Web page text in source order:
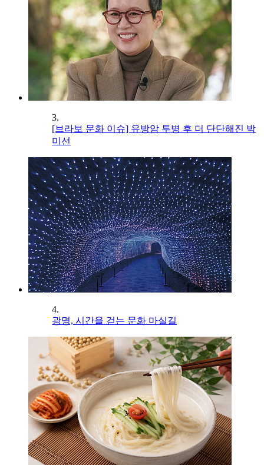
3.
[브라보 문화 이슈] 유방암 투병 후 더 단단해진 박
미선
4.
광명, 시간을 걷는 문화 마실길